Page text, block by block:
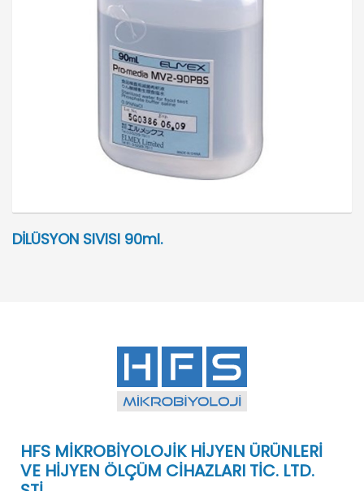
DİLÜSYON SIVISI 90ml.
HFS MİKROBİYOLOJİK HİJYEN ÜRÜNLERİ
VE HİJYEN ÖLÇÜM CİHAZLARI TİC. LTD.